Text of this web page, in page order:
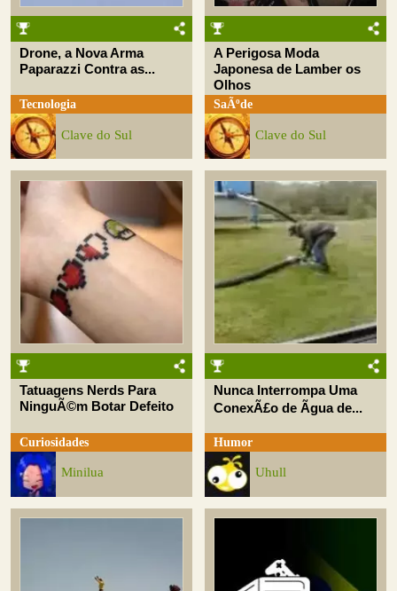
Drone, a Nova Arma
Paparazzi Contra as...
Tecnologia
Clave do Sul
A Perigosa Moda
Japonesa de Lamber os
Olhos
SaÃºde
Clave do Sul
Tatuagens Nerds Para
NinguÃ©m Botar Defeito
Curiosidades
Minilua
Nunca Interrompa Uma
ConexÃ£o de Ãgua de...
Humor
Uhull